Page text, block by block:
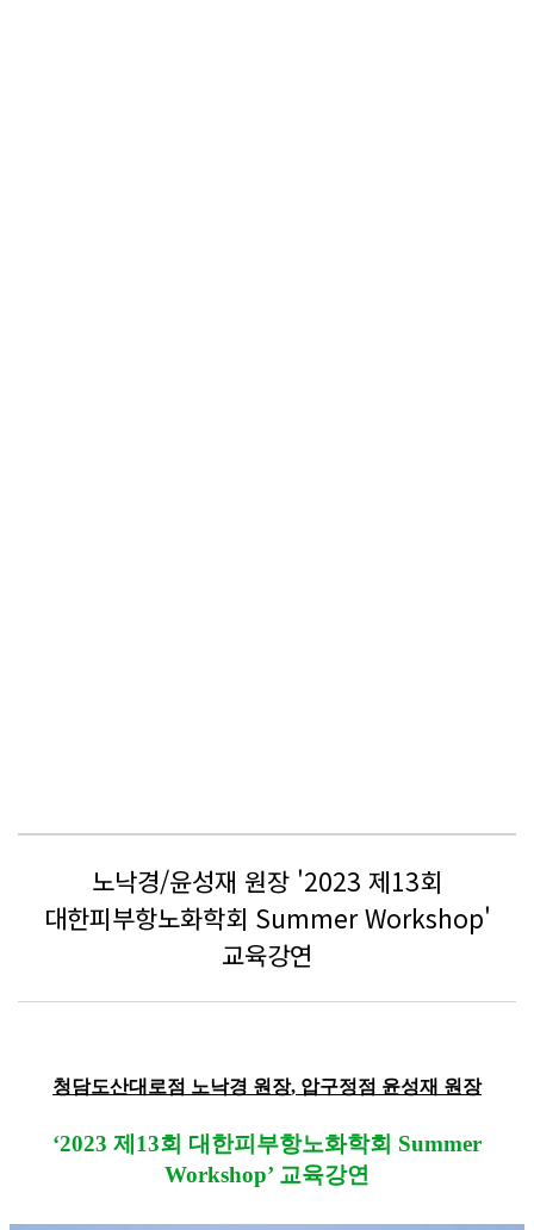
노낙경/윤성재 원장 '2023 제13회
대한피부항노화학회 Summer Workshop'
교육강연
청담도산대로점 노낙경 원장, 압구정점 윤성재 원장
‘2023 제 13회 대한피부항노화학회 Summer
Workshop’ 교육강연